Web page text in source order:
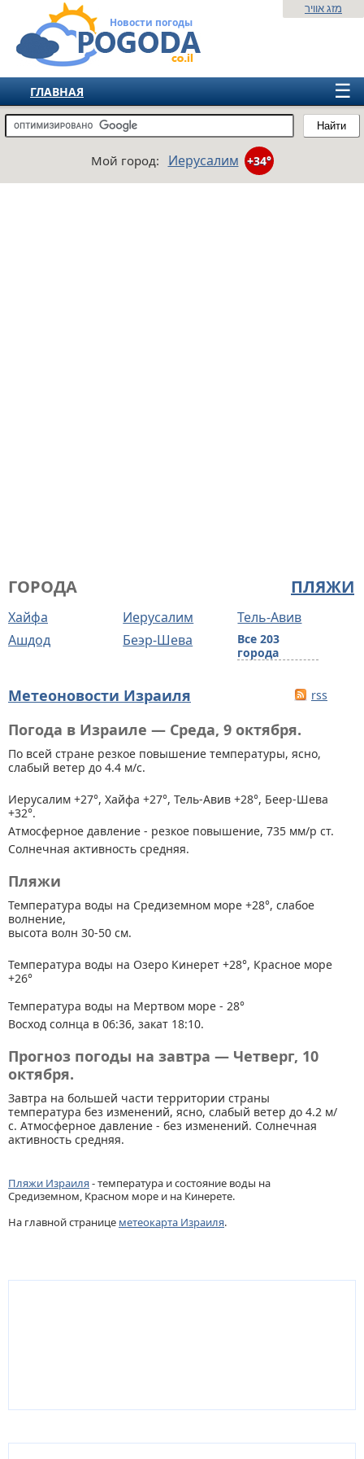
Новости погоды
Найти
מזג אוויר
☰
ГЛАВНАЯ
ИЗРАИЛЬ
ЕВРОПА
Мой город: Иерусалим +34°
ПЛЯЖИ
ГОРОДА
Хайфа Иерусалим
Тель-Авив
Ашдод
Беэр-Шева
Все 203
города
Метеоновости Израиля rss
Погода в Израиле — Среда, 9 октября.
По всей стране резкое повышение температуры, ясно,
слабый ветер до 4.4 м/с.
Иерусалим +27°, Хайфа +27°, Тель-Авив +28°, Беер-Шева
+32°.
Атмосферное давление - резкое повышение, 735 мм/р ст.
Солнечная активность средняя.
Пляжи
Температура воды на Средиземном море +28°, слабое
волнение,
высота волн 30-50 см.
Температура воды на Озеро Кинерет +28°, Красное море
+26°
Температура воды на Мертвом море - 28°
Восход солнца в 06:36, закат 18:10.
Прогноз погоды на завтра — Четверг, 10
октября.
Завтра на большей части территории страны
температура без изменений, ясно, слабый ветер до 4.2 м/
с. Атмосферное давление - без изменений. Солнечная
активность средняя.
Пляжи Израиля- температура и состояние воды на
Средиземном, Красном море и на Кинерете.
На главной странице метеокарта Израиля.